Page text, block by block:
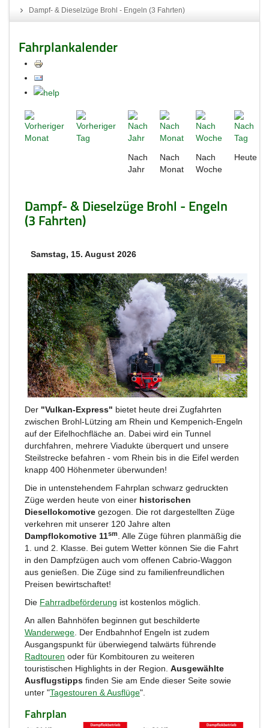
Dampf- & Dieselzüge Brohl - Engeln (3 Fahrten)
Fahrplankalender
Nach
Jahr
Nach
Monat
Nach
Woche
Heute
Dampf- & Dieselzüge Brohl - Engeln
(3 Fahrten)
Samstag, 15. August 2026
Der "Vulkan-Express" bietet heute drei Zugfahrten
zwischen Brohl-Lützing am Rhein und Kempenich-Engeln
auf der Eifelhochfläche an. Dabei wird ein Tunnel
durchfahren, mehrere Viadukte überquert und unsere
Steilstrecke befahren - vom Rhein bis in die Eifel werden
knapp 400 Höhenmeter überwunden!
Die in untenstehendem Fahrplan schwarz gedruckten
Züge werden heute von einer historischen
Diesellokomotive gezogen. Die rot dargestellten Züge
verkehren mit unserer 120 Jahre alten
Dampflokomotive 11sm. Alle Züge führen planmäßig die
1. und 2. Klasse. Bei gutem Wetter können Sie die Fahrt
in den Dampfzügen auch vom offenen Cabrio-Waggon
aus genießen. Die Züge sind zu familienfreundlichen
Preisen bewirtschaftet!
Die Fahrradbeförderung ist kostenlos möglich.
An allen Bahnhöfen beginnen gut beschilderte
Wanderwege. Der Endbahnhof Engeln ist zudem
Ausgangspunkt für überwiegend talwärts führende
Radtouren oder für Kombitouren zu weiteren
touristischen Highlights in der Region. Ausgewählte
Ausflugstipps finden Sie am Ende dieser Seite sowie
unter "Tagestouren & Ausflüge".
Fahrplan